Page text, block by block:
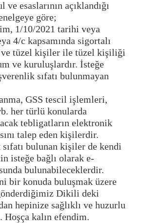
esaslarının açıklandığı
göre;
1/10/2021 tarihi veya
4/c kapsamında sigortalı
ve tüzel kişiler ile tüzel kişiliği
ve kuruluşlardır. İsteğe
sıfatı bulunmayan
GSS tescil işlemleri,
her türlü konularda
tebligatların elektronik
talep eden kişilerdir.
bulunan kişiler de kendi
isteğe bağlı olarak e-
bulunabileceklerdir.
bir konuda buluşmak üzere
Dikili deki
hepinize sağlıklı ve huzurlu
kalın efendim.